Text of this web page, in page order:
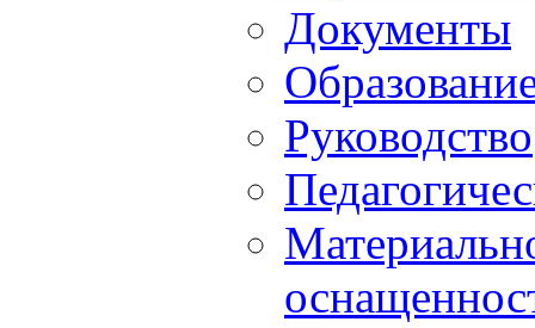
Документы
Руководство